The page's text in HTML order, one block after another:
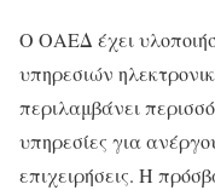
Ο ΟΑΕΔ έχει
υπηρεσιών
περιλαμβάνει
υπηρεσίες για
επιχειρήσεις. Η